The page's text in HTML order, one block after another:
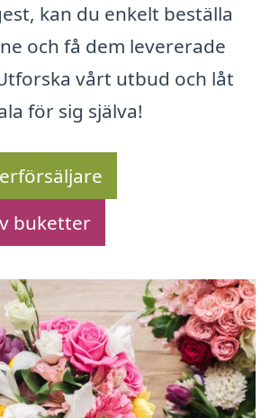
kan du enkelt beställa
och få dem levererade
vårt utbud och låt
för sig själva!
buketter